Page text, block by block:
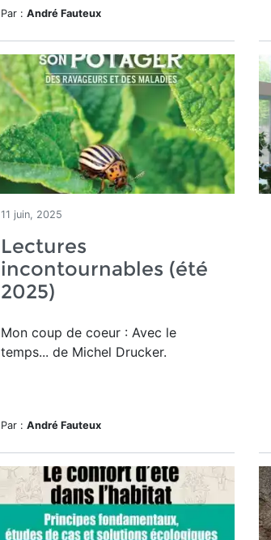
Par : André Fauteux
11 juin, 2025
Lectures
incontournables (été
2025)
Mon coup de coeur : Avec le
temps... de Michel Drucker.
Par : André Fauteux